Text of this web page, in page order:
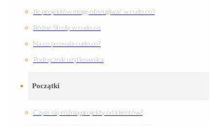
Ile projektów mogę obsługiwać w cudo.co?
Różne Strefy w cudo.co
Na co pozwala cudo.co?
Podręcznik użytkownika
Początki
Czym się różnią projekty od klientów?